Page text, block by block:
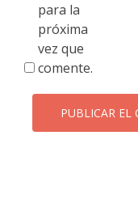
para la
próxima
vez que
comente.